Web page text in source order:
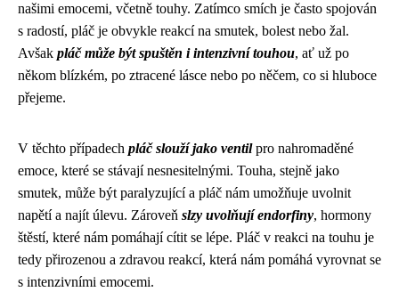
našimi emocemi, včetně touhy. Zatímco smích je často spojován
s radostí, pláč je obvykle reakcí na smutek, bolest nebo žal.
Avšak pláč může být spuštěn i intenzivní touhou, ať už po
někom blízkém, po ztracené lásce nebo po něčem, co si hluboce
přejeme.
V těchto případech pláč slouží jako ventilpro nahromaděné
emoce, které se stávají nesnesitelnými. Touha, stejně jako
smutek, může být paralyzující a pláč nám umožňuje uvolnit
napětí a najít úlevu. Zároveň slzy uvolňují endorfiny, hormony
štěstí, které nám pomáhají cítit se lépe. Pláč v reakci na touhu je
tedy přirozenou a zdravou reakcí, která nám pomáhá vyrovnat se
s intenzivními emocemi.